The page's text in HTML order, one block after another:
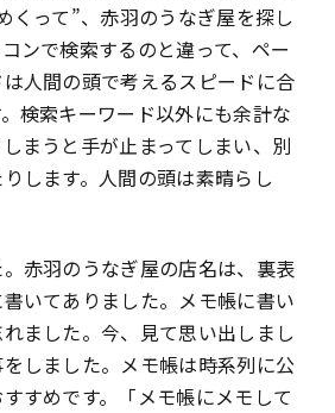
くって”、赤羽のうなぎ屋を探し
ンで検索するのと違って、ペー
人間の頭で考えるスピードに合
検索キーワード以外にも余計な
まうと手が止まってしまい、別
します。人間の頭は素晴らし
赤羽のうなぎ屋の店名は、裏表
いてありました。メモ帳に書い
ました。今、見て思い出しまし
しました。メモ帳は時系列に公
すめです。「メモ帳にメモして